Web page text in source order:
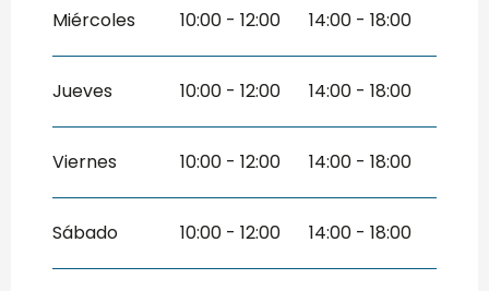
Del17 octubre 2026al1 noviembre
2026
Miércoles 10:00 - 12:00 14:00 - 18:00
Jueves 10:00 - 12:00 14:00 - 18:00
Viernes 10:00 - 12:00 14:00 - 18:00
Sábado 10:00 - 12:00 14:00 - 18:00